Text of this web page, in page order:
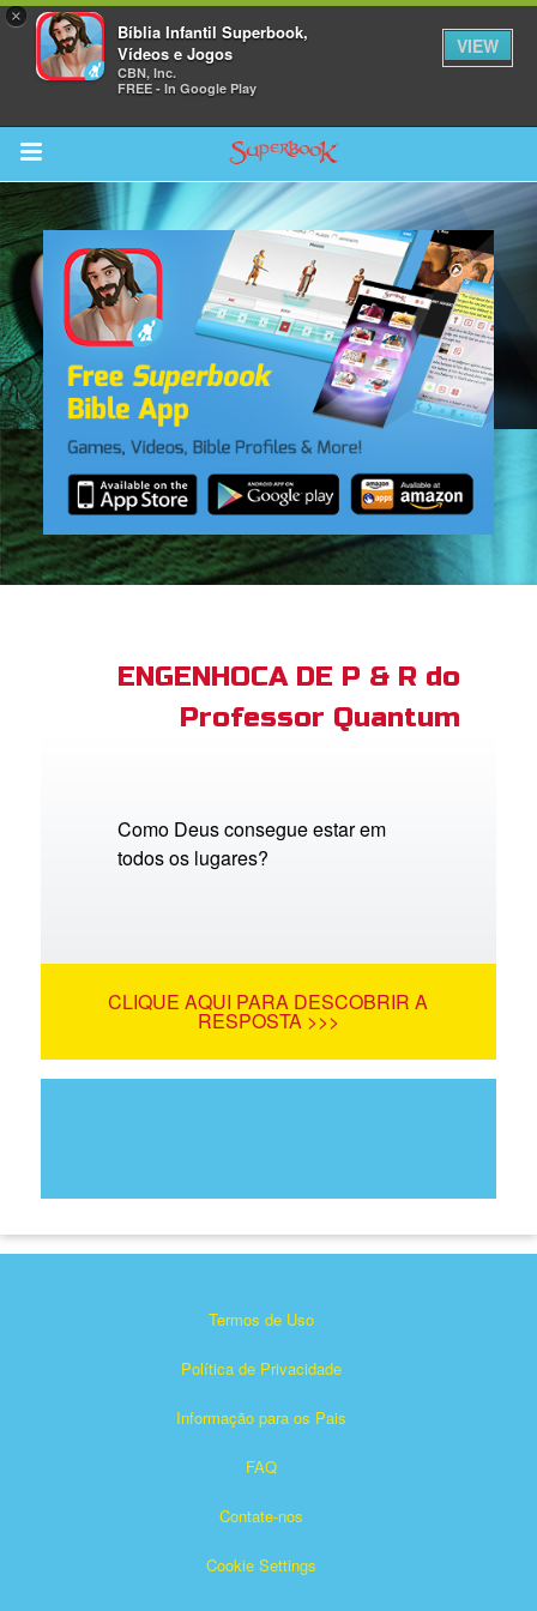
×
Bíblia Infantil Superbook,
Vídeos e Jogos
CBN, Inc.
FREE - In Google Play
VIEW
Return to Content
Bible App
ENGENHOCA DE P & R do
Professor Quantum
Como Deus consegue estar em
todos os lugares?
CLIQUE AQUI PARA DESCOBRIR A
RESPOSTA >>>
Termos de Uso
Política de Privacidade
Informação para os Pais
FAQ
Contate-nos
Cookie Settings